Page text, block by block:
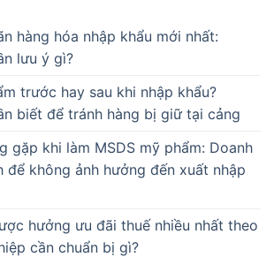
hàng hóa nhập khẩu mới nhất:
lưu ý gì?
trước hay sau khi nhập khẩu?
biết để tránh hàng bị giữ tại cảng
gặp khi làm MSDS mỹ phẩm: Doanh
để không ảnh hưởng đến xuất nhập
hưởng ưu đãi thuế nhiều nhất theo
cần chuẩn bị gì?